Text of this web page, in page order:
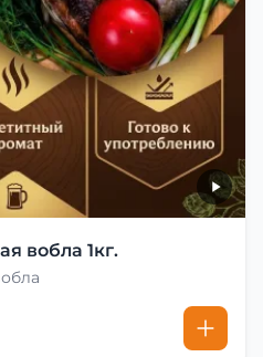
вобла 1кг.